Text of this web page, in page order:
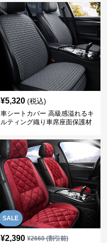
¥5,320 (税込)
車シートカバー 高級感溢れるキ
ルティング織り車席座面保護材
SALE
¥2,390 ¥2660(割引前)